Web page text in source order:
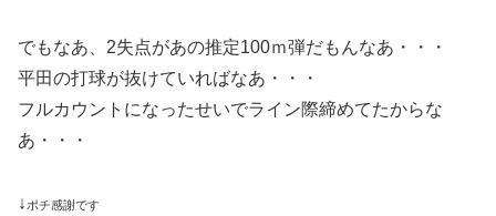
でもなあ、2失点があの推定100ｍ弾だもんなあ・・・
平田の打球が抜けていればなあ・・・
フルカウントになったせいでライン際締めてたからな
あ・・・
↓ ポチ感謝です